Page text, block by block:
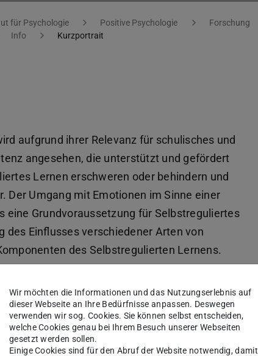
für Psychologie Positive Psychologie Forschung
Info Kurzportrait
aufgrund ihrer Relevanz für schulisches und
angesehen, die unterstützt und gefördert
Lernen erschweren oder behindern und
Der Umgang mit Emotionen im Sinne einer
Grundvoraussetzung für Selbstreguliertes
des Einflusses verschiedener Arten von
des Selbstregulierten Lernens.
Emotionsregulationsstrategien
Während der Bearbeitung einer
selbstregulierte Lernverhalten 15jähriger
werden bezüglich ihres Einflusses
Wir möchten die Informationen und das Nutzungserlebnis auf
dieser Webseite an Ihre Bedürfnisse anpassen. Deswegen
verwenden wir sog. Cookies. Sie können selbst entscheiden,
welche Cookies genau bei Ihrem Besuch unserer Webseiten
gesetzt werden sollen.
Einige Cookies sind für den Abruf der Website notwendig, damit